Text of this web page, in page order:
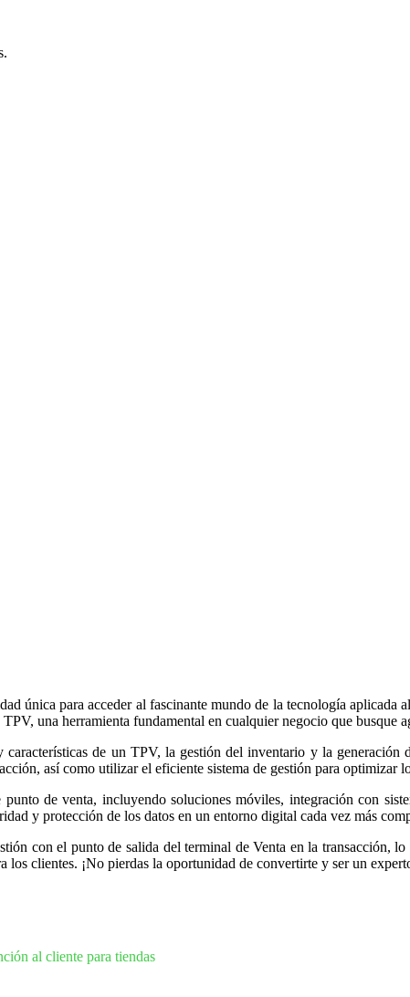
única para acceder al fascinante mundo de la tecnología aplicada
una herramienta fundamental en cualquier negocio que busque
de un TPV, la gestión del inventario y la
así como utilizar el eficiente sistema de gestión para optimizar
de venta, incluyendo soluciones móviles, integración con
y protección de los datos en un entorno digital cada vez más
con el punto de salida del terminal de Venta en la transacción,
los clientes. ¡No pierdas la oportunidad de convertirte y ser un
al cliente para tiendas